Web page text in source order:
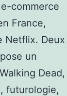
commerce
France,
Netflix. Deux
un
Dead,
futurologie,